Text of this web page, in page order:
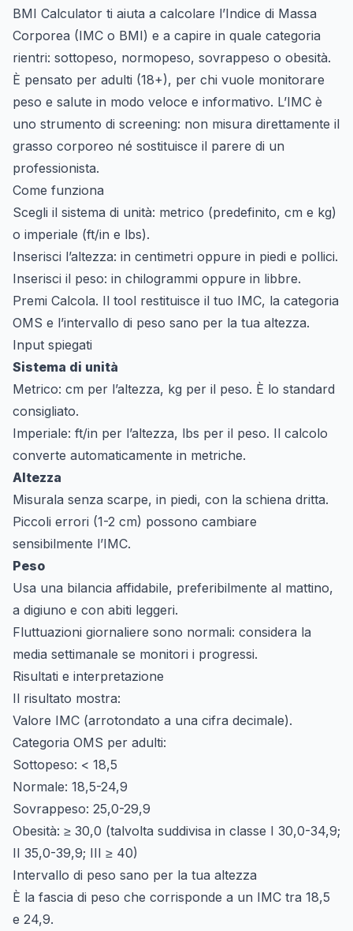
BMI Calculator ti aiuta a calcolare l’Indice di Massa
Corporea (IMC o BMI) e a capire in quale categoria
rientri: sottopeso, normopeso, sovrappeso o obesità.
È pensato per adulti (18+), per chi vuole monitorare
peso e salute in modo veloce e informativo. L’IMC è
uno strumento di screening: non misura direttamente il
grasso corporeo né sostituisce il parere di un
professionista.
Come funziona
Scegli il sistema di unità: metrico (predefinito, cm e kg)
o imperiale (ft/in e lbs).
Inserisci l’altezza: in centimetri oppure in piedi e pollici.
Inserisci il peso: in chilogrammi oppure in libbre.
Premi Calcola. Il tool restituisce il tuo IMC, la categoria
OMS e l’intervallo di peso sano per la tua altezza.
Input spiegati
Sistema di unità
Metrico: cm per l’altezza, kg per il peso. È lo standard
consigliato.
Imperiale: ft/in per l’altezza, lbs per il peso. Il calcolo
converte automaticamente in metriche.
Altezza
Misurala senza scarpe, in piedi, con la schiena dritta.
Piccoli errori (1-2 cm) possono cambiare
sensibilmente l’IMC.
Peso
Usa una bilancia affidabile, preferibilmente al mattino,
a digiuno e con abiti leggeri.
Fluttuazioni giornaliere sono normali: considera la
media settimanale se monitori i progressi.
Risultati e interpretazione
Il risultato mostra:
Valore IMC (arrotondato a una cifra decimale).
Categoria OMS per adulti:
Sottopeso: < 18,5
Normale: 18,5-24,9
Sovrappeso: 25,0-29,9
Obesità: ≥ 30,0 (talvolta suddivisa in classe I 30,0-34,9;
II 35,0-39,9; III ≥ 40)
Intervallo di peso sano per la tua altezza
È la fascia di peso che corrisponde a un IMC tra 18,5
e 24,9.